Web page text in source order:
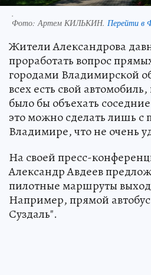
.
Фото:Артем КИЛЬКИН. Перейти в
Жители Александрова
проработать вопрос
городами Владимирской
всех есть свой
было бы объехать
это можно сделать лишь с
Владимире, что не очень
На своей пресс-
Александр Авдеев
пилотные маршруты
Например, прямой
Суздаль".